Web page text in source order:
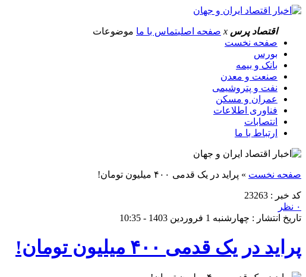
اقتصاد پرس x صفحه اصلیتماس با ما موضوعات
صفحه نخست
بورس
بانک و بیمه
صنعت و معدن
نفت و پتروشیمی
عمران و مسکن
فناوری اطلاعات
انتصابات
ارتباط با ما
صفحه نخست » پراید در یک قدمی ۴۰۰ میلیون تومان!
کد خبر : 23263
۰ نظر
تاریخ انتشار : چهارشنبه 1 فروردین 1403 - 10:35
پراید در یک قدمی ۴۰۰ میلیون تومان!